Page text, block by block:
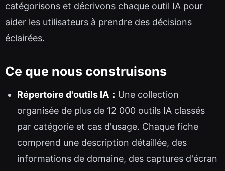
catégorisons et décrivons chaque outil IA pour
aider les utilisateurs à prendre des décisions
éclairées.
Ce que nous construisons
Répertoire d'outils IA： Une collection
organisée de plus de 12 000 outils IA classés
par catégorie et cas d'usage. Chaque fiche
comprend une description détaillée, des
informations de domaine, des captures d'écran